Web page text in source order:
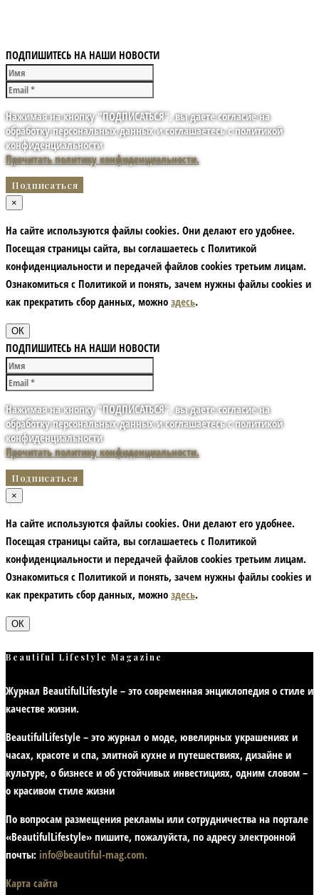
ПОДПИШИТЕСЬ НА НАШИ НОВОСТИ
Нажимая на кнопку "ПОДПИСАТЬСЯ", вы даете согласие на
обработку персональных данных и соглашаетесь с политикой
конфиденциальности
Прочитать политику конфиденциальности.
×
На сайте используются файлы cookies. Они делают его удобнее.
Посещая страницы сайта, вы соглашаетесь с Политикой
конфиденциальности и передачей файлов cookies третьим лицам.
Ознакомиться с Политикой и понять, зачем нужны файлы сookies и
как прекратить сбор данных, можно здесь.
ОК
ПОДПИШИТЕСЬ НА НАШИ НОВОСТИ
Нажимая на кнопку "ПОДПИСАТЬСЯ", вы даете согласие на
обработку персональных данных и соглашаетесь с политикой
конфиденциальности
Прочитать политику конфиденциальности.
×
На сайте используются файлы cookies. Они делают его удобнее.
Посещая страницы сайта, вы соглашаетесь с Политикой
конфиденциальности и передачей файлов cookies третьим лицам.
Ознакомиться с Политикой и понять, зачем нужны файлы сookies и
как прекратить сбор данных, можно здесь.
ОК
Beautiful Lifestyle Magazine
Журнал BeautifulLifestyle – это современная энциклопедия о стиле и
качестве жизни.
BeautifulLifestyle – это журнал о моде, ювелирных украшениях и
часах, красоте и спа, элитной кухне и путешествиях, дизайне и
культуре, о бизнесе и об устойчивых инвестициях, одним словом –
о красивом стиле жизни
По вопросам размещения рекламы или сотрудничества на портале
«BeautifulLifestyle» пишите, пожалуйста, по адресу электронной
почты: info@beautiful-mag.com.
Карта сайта